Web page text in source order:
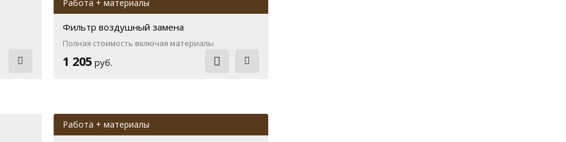
Работа + материалы
Фильтр воздушный замена
Полная стоимость включая материалы
1 205 руб.
Работа + материалы